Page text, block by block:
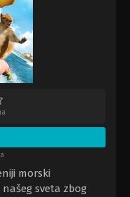
morski
sveta zbog